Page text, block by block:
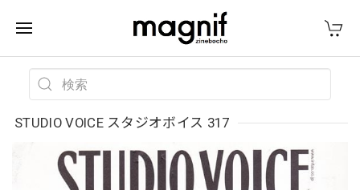
STUDIO VOICE スタジオボイス 317